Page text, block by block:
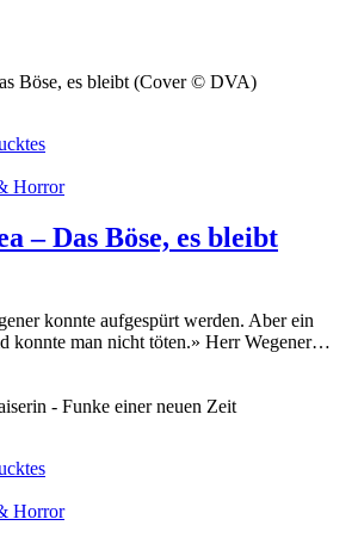
Horror
– Das Böse, es bleibt
konnte aufgespürt werden. Aber ein
konnte man nicht töten.» Herr Wegener…
Horror